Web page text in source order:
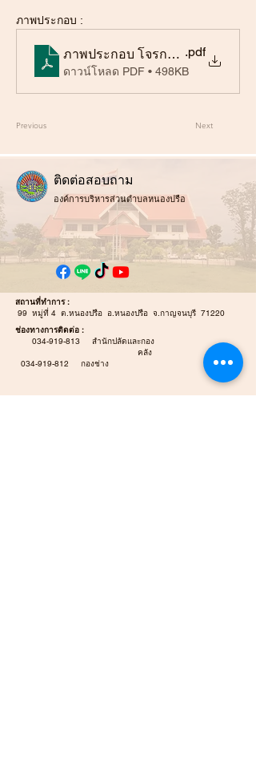
ภาพประกอบ :
ภาพประกอบ โจรกรรมข้อมูล
.pdf
ดาวน์โหลด PDF • 498KB
Previous Next
ติดต่อสอบถาม
องค์การบริหารส่วนตำบลหนองปรือ
สถานที่ทำการ :
99 หมู่ที่ 4 ต.หนองปรือ อ.หนองปรือ จ.กาญจนบุรี 71220
ช่องทางการติดต่อ :
034-919-813 สำนักปลัดและกอง
คลัง
034-919-812 กองช่าง
E-mail :